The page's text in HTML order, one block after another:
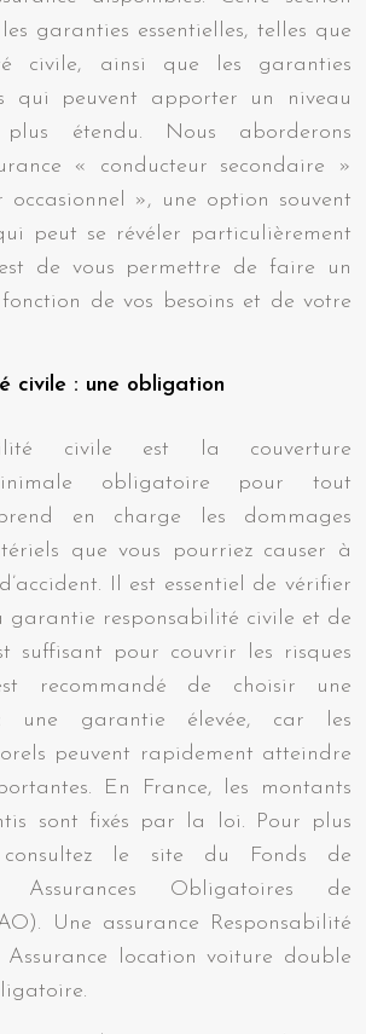
garanties essentielles, telles que
civile, ainsi que les garanties
qui peuvent apporter un niveau
étendu. Nous aborderons
« conducteur secondaire »
occasionnel », une option souvent
peut se révéler particulièrement
de vous permettre de faire un
de vos besoins et de votre
civile : une obligation
civile est la couverture
obligatoire pour tout
en charge les dommages
que vous pourriez causer à
Il est essentiel de vérifier
garantie responsabilité civile et de
suffisant pour couvrir les risques
recommandé de choisir une
une garantie élevée, car les
peuvent rapidement atteindre
En France, les montants
sont fixés par la loi. Pour plus
consultez le site du Fonds de
Assurances Obligatoires de
Une assurance Responsabilité
location voiture double